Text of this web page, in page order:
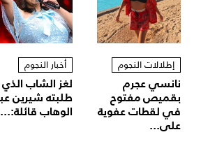
إطلالات النجوم
نانسي عجرم
بقميص مفتوح
في لقطات عفوية
على...
أخبار النجوم
لغز الشاب الذي
طلبته شيرين
الوهاب قائلة:...